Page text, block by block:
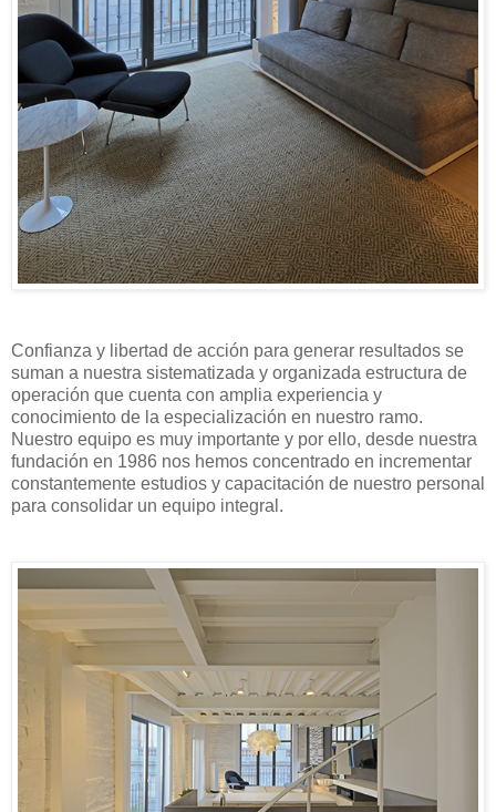
Confianza y libertad de acción para generar resultados se
suman a nuestra sistematizada y organizada estructura de
operación que cuenta con amplia experiencia y
conocimiento de la especialización en nuestro ramo.
Nuestro equipo es muy importante y por ello, desde nuestra
fundación en 1986 nos hemos concentrado en incrementar
constantemente estudios y capacitación de nuestro personal
para consolidar un equipo integral.